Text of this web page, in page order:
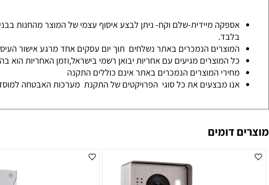
אספקה מיידית-שלם וקח- ניתן לבצע איסוף עצמי של המוצר מהחנות בבני
בלבד.
המוצרים הנמכרים באתר נשלחים תוך יום עסקים אחד מרגע אישור
כל המוצרים מגיעים עם אחריות יבואן רשמי בישראל,וזמן האחריות הוא
מחירי המוצרים הנמכרים באתר אינם כוללים התקנה